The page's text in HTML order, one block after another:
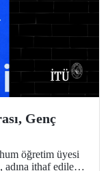
Genç
öğretim üyesi
adına ithaf edilen